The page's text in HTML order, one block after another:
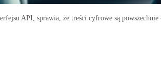
API, sprawia, że treści cyfrowe są